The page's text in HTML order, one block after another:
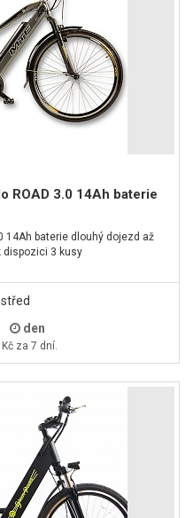
ROAD 3.0 14Ah baterie
14Ah baterie dlouhý dojezd až
dispozici 3 kusy
den
za 7 dní.